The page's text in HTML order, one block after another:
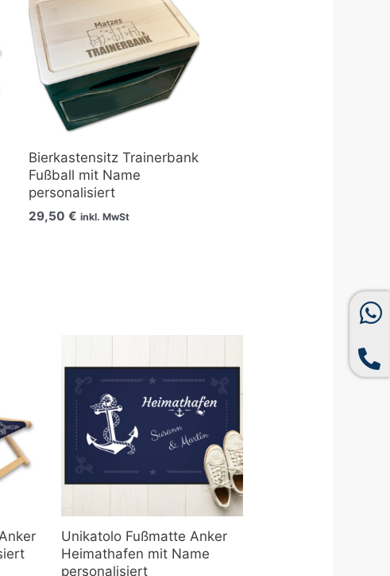
Bierkastensitz Trainerbank
Fußball mit Name
personalisiert
29,50€ inkl. MwSt
Unikatolo Fußmatte Anker
Heimathafen mit Name
personalisiert
bis
80,90 €